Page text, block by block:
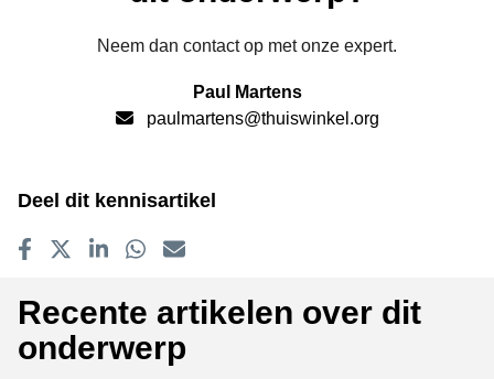
Neem dan contact op met onze expert.
Paul Martens
paulmartens@thuiswinkel.org
Deel dit kennisartikel
Recente artikelen over dit
onderwerp